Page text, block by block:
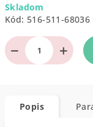
cena:
Skladom
Kód: 516-511-68036
+
−
Popis